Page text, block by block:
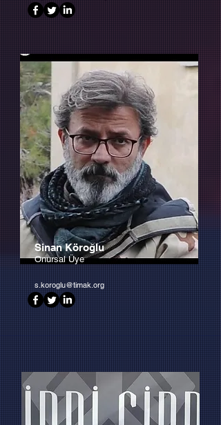
Sinan Köroğlu
Onursal Üye
s.koroglu@timak.org